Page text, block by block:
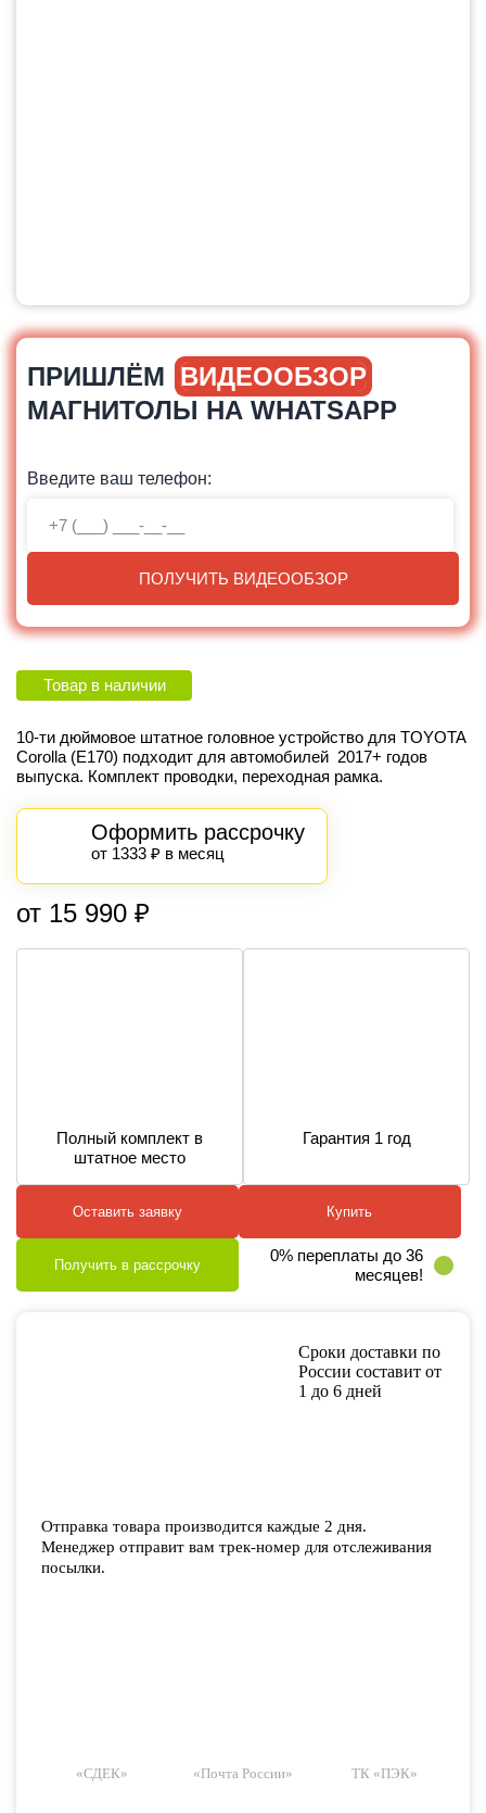
ПРИШЛЁМ ВИДЕООБЗОР
МАГНИТОЛЫ НА WHATSAPP
Введите ваш телефон:
ПОЛУЧИТЬ ВИДЕООБЗОР
Товар в наличии
10-ти дюймовое штатное головное устройство для TOYOTA
Corolla (E170) подходит для автомобилей 2017+ годов
выпуска. Комплект проводки, переходная рамка.
Оформить рассрочку
от 1333 ₽ в месяц
от 15 990 ₽
Полный комплект в
штатное место
Гарантия 1 год
Оставить заявку Купить
Получить в рассрочку
0% переплаты до 36
месяцев!
Сроки доставки по
России составит от
1 до 6 дней
Отправка товара производится каждые 2 дня.
Менеджер отправит вам трек-номер для отслеживания
посылки.
«СДЕК» «Почта России» ТК «ПЭК»